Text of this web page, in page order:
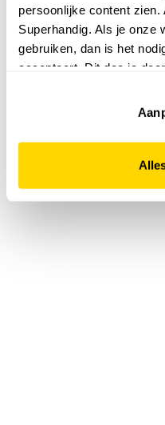
persoonlijke content
Superhandig. Als je onze
gebruiken, dan is het
accepteert. Dit doe je
website niet optimaal